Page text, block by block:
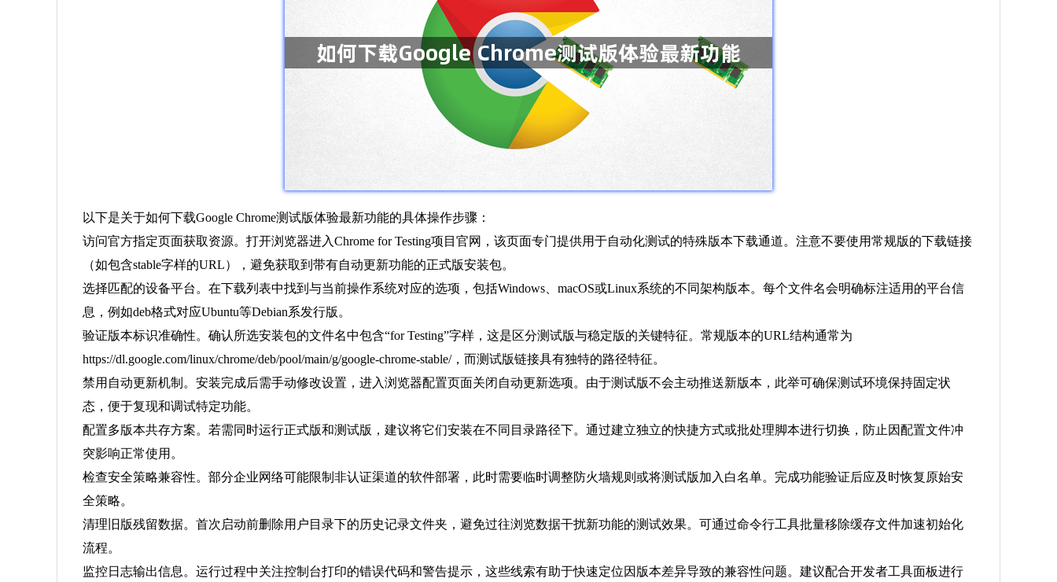
以下是关于如何下载Google Chrome测试版体验最新功能的具体操作步骤：
访问官方指定页面获取资源。打开浏览器进入Chrome for Testing项目官网，该页面专门提供用于自动化测试的特殊版本下载通道。注意不要使用常规版的下载链接
（如包含stable字样的URL），避免获取到带有自动更新功能的正式版安装包。
选择匹配的设备平台。在下载列表中找到与当前操作系统对应的选项，包括Windows、macOS或Linux系统的不同架构版本。每个文件名会明确标注适用的平台信
息，例如deb格式对应Ubuntu等Debian系发行版。
验证版本标识准确性。确认所选安装包的文件名中包含“for Testing”字样，这是区分测试版与稳定版的关键特征。常规版本的URL结构通常为
https://dl.google.com/linux/chrome/deb/pool/main/g/google-chrome-stable/，而测试版链接具有独特的路径特征。
禁用自动更新机制。安装完成后需手动修改设置，进入浏览器配置页面关闭自动更新选项。由于测试版不会主动推送新版本，此举可确保测试环境保持固定状
态，便于复现和调试特定功能。
配置多版本共存方案。若需同时运行正式版和测试版，建议将它们安装在不同目录路径下。通过建立独立的快捷方式或批处理脚本进行切换，防止因配置文件冲
突影响正常使用。
检查安全策略兼容性。部分企业网络可能限制非认证渠道的软件部署，此时需要临时调整防火墙规则或将测试版加入白名单。完成功能验证后应及时恢复原始安
全策略。
清理旧版残留数据。首次启动前删除用户目录下的历史记录文件夹，避免过往浏览数据干扰新功能的测试效果。可通过命令行工具批量移除缓存文件加速初始化
流程。
监控日志输出信息。运行过程中关注控制台打印的错误代码和警告提示，这些线索有助于快速定位因版本差异导致的兼容性问题。建议配合开发者工具面板进行